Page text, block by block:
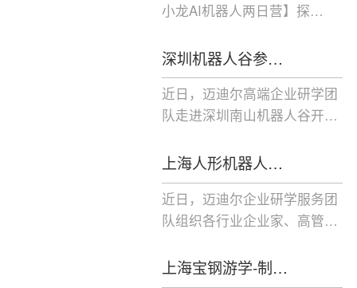
小龙AI机器人两日营】探…
深圳机器人谷参…
近日，迈迪尔高端企业研学团
队走进深圳南山机器人谷开…
上海人形机器人…
近日，迈迪尔企业研学服务团
队组织各行业企业家、高管…
上海宝钢游学-制…